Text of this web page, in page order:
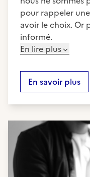
pour rappeler
avoir le choix. Or
informé.
En lire plus
En savoir plus